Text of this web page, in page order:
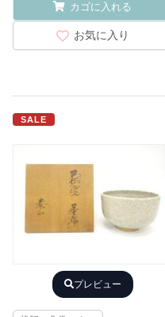
カゴに入れる
お気に入り
SALE
プレビュー